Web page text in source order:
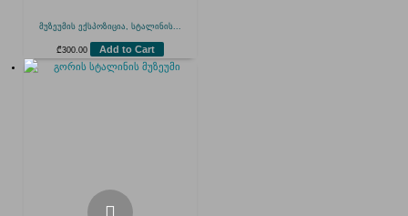
მუზეუმის ექსპოზიცია, სტალინის...
₾300.00 Add to Cart